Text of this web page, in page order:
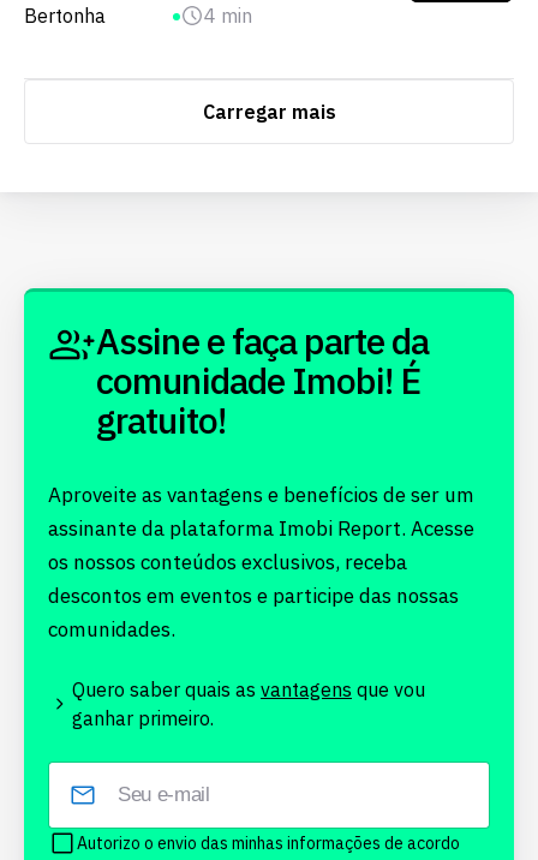
Bertonha
4 min
Carregar mais
Assine e faça parte da
comunidade Imobi! É
gratuito!
Aproveite as vantagens e benefícios de ser um
assinante da plataforma Imobi Report. Acesse
os nossos conteúdos exclusivos, receba
descontos em eventos e participe das nossas
comunidades.
Quero saber quais as vantagens que vou
ganhar primeiro.
Autorizo o envio das minhas informações de acordo